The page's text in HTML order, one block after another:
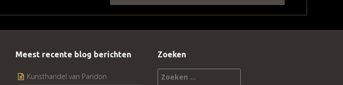
Meest recente blog berichten
Kunsthandel van Paridon
Zoeken
Zoeken
naar: